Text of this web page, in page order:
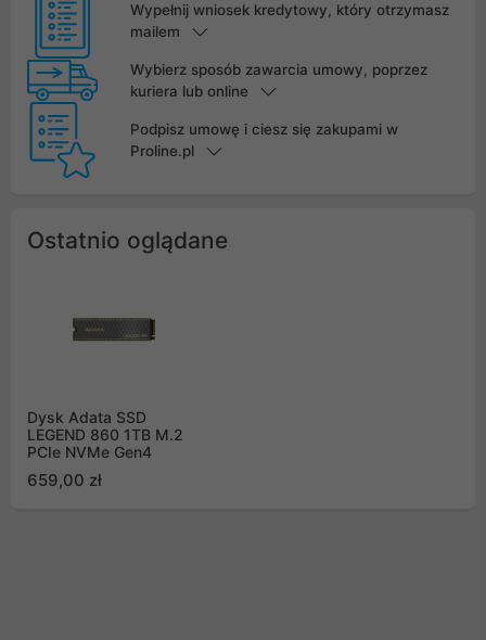
Wypełnij wniosek kredytowy, który otrzymasz
mailem
Wybierz sposób zawarcia umowy, poprzez
kuriera lub online
Podpisz umowę i ciesz się zakupami w
Proline.pl
Ostatnio oglądane
Dysk Adata SSD
LEGEND 860 1TB M.2
PCIe NVMe Gen4
659,00 zł